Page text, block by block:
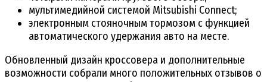
мультимедийной системой Mitsubishi Connect;
электронным стояночным тормозом с функцией
автоматического удержания авто на месте.
Обновленный дизайн кроссовера и дополнительные
возможности собрали много положительных отзывов о